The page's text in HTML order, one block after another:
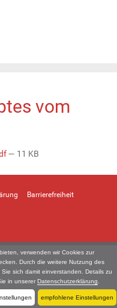
verwenden wir Cookies zur
Durch die weitere Nutzung des
sich damit einverstanden. Details zu
in unserer Datenschutzerklärung
empfohlene Einstellungen
vom
— 11 KB
Barrierefreiheit